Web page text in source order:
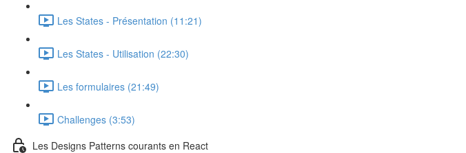
Les States - Présentation (11:21)
Les States - Utilisation (22:30)
Les formulaires (21:49)
Challenges (3:53)
Les Designs Patterns courants en React